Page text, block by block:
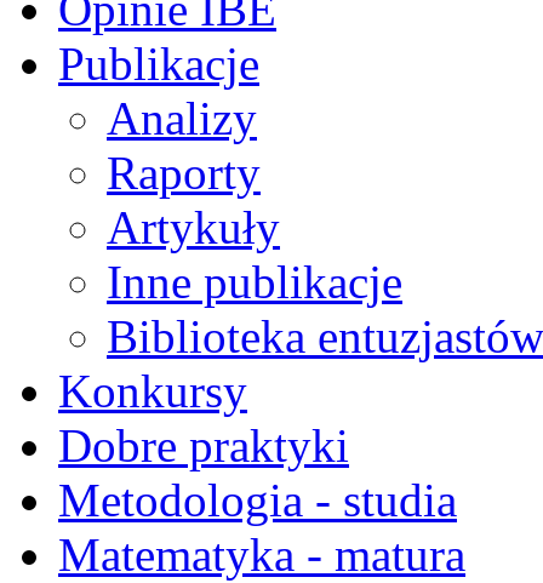
Publikacje
Analizy
Raporty
Artykuły
Inne publikacje
Biblioteka
Konkursy
Dobre praktyki
Metodologia - studia
Matematyka - matura